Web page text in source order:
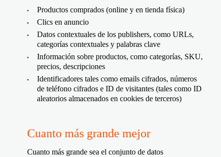
Productos comprados (online y en tienda física)
Clics en anuncio
Datos contextuales de los publishers, como URLs,
categorías contextuales y palabras clave
Información sobre productos, como categorías, SKU,
precios, descripciones
Identificadores tales como emails cifrados, números
de teléfono cifrados e ID de visitantes (tales como ID
aleatorios almacenados en cookies de terceros)
Cuanto más grande mejor
Cuanto más grande sea el conjunto de datos